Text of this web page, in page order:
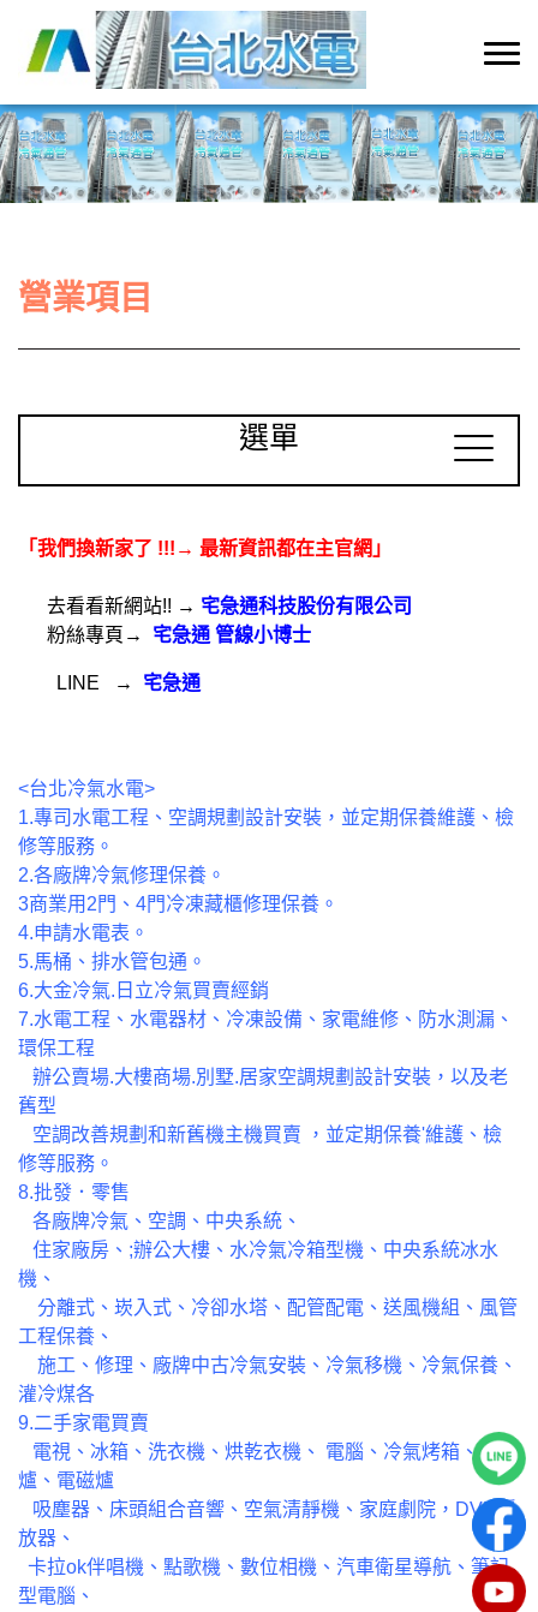
營業項目
選單
「我們換新家了 !!!→ 最新資訊都在主官網」
去看看新網站!! → 宅急通科技股份有限公司
粉絲專頁 → 宅急通 管線小博士
LINE → 宅急通
<台北冷氣水電>
1.專司水電工程、空調規劃設計安裝，並定期保養維護、檢
修等服務。
2.各廠牌冷氣修理保養。
3商業用2門、4門冷凍藏櫃修理保養。
4.申請水電表。
5.馬桶、排水管包通。
6.大金冷氣.日立冷氣買賣經銷
7.水電工程、水電器材、冷凍設備、家電維修、防水測漏、
環保工程
辦公賣場.大樓商場.別墅.居家空調規劃設計安裝，以及老
舊型
空調改善規劃和新舊機主機買賣 ，並定期保養'維護、檢
修等服務。
8.批發．零售
各廠牌冷氣、空調、中央系統、
住家廠房、;辦公大樓、水冷氣冷箱型機、中央系統冰水
機、
分離式、崁入式、冷卻水塔、配管配電、送風機組、風管
工程保養、
施工、修理、廠牌中古冷氣安裝、冷氣移機、冷氣保養、
灌冷煤各
9.二手家電買賣
電視、冰箱、洗衣機、烘乾衣機、 電腦、冷氣烤箱、微波
爐、電磁爐
吸塵器、床頭組合音響、空氣清靜機、家庭劇院，DVD播
放器、
卡拉ok伴唱機、點歌機、數位相機、汽車衛星導航、筆記
型電腦、